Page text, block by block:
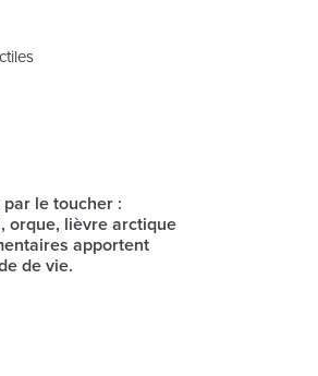
le toucher :
orque, lièvre arctique
apportent
de vie.